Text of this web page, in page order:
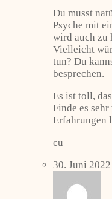
Du musst
Psyche mit
wird auch zu
Vielleicht
tun? Du
besprechen.
Es ist toll,
Finde es
Erfahrungen
cu
30. Juni